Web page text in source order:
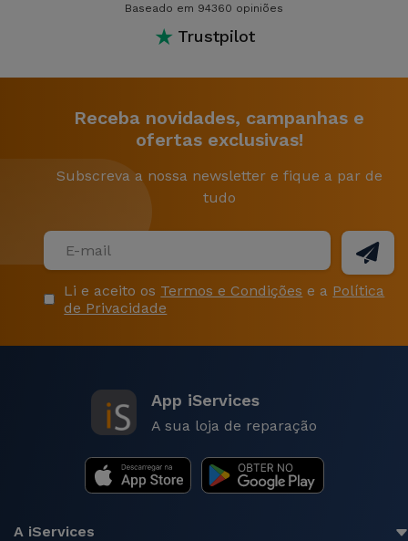
Baseado em 94360 opiniões
★ Trustpilot
Receba novidades, campanhas e
ofertas exclusivas!
Subscreva a nossa newsletter e fique a par de
tudo
Li e aceito os Termos e Condições e a Política
de Privacidade
App iServices
A sua loja de reparação
A iServices